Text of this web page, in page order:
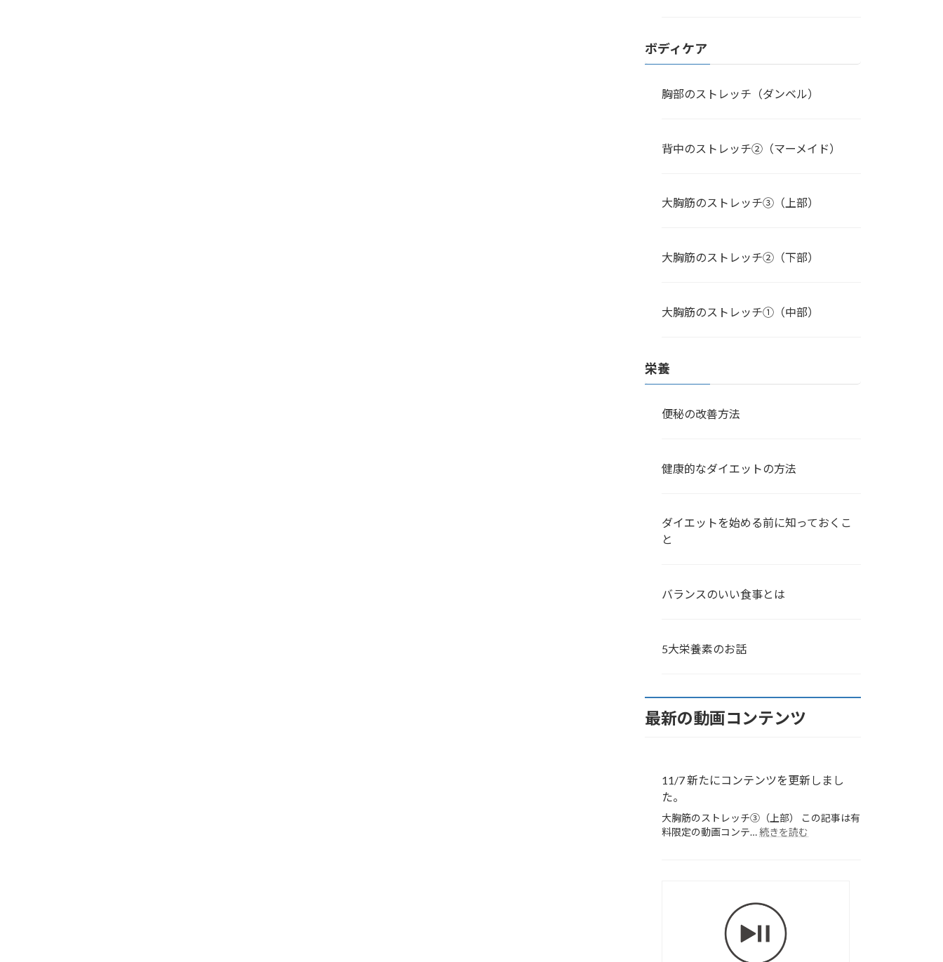
ボディケア
胸部のストレッチ（ダンベル）
背中のストレッチ②（マーメイド）
大胸筋のストレッチ③（上部）
大胸筋のストレッチ②（下部）
大胸筋のストレッチ①（中部）
栄養
便秘の改善方法
健康的なダイエットの方法
ダイエットを始める前に知っておくこ
と
バランスのいい食事とは
5大栄養素のお話
最新の動画コンテンツ
11/7 新たにコンテンツを更新しまし
た。
大胸筋のストレッチ③（上部） この記事は有
料限定の動画コンテ…続きを読む